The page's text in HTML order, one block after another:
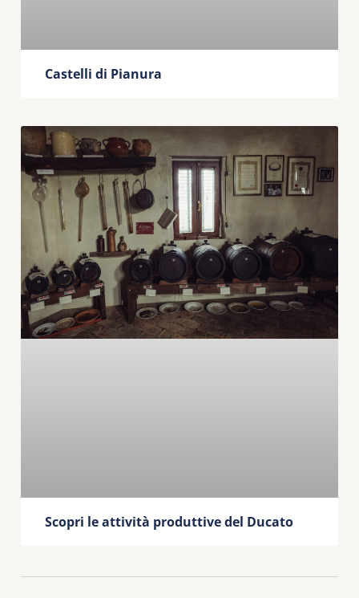
Castelli di Pianura
Scopri le attività produttive del Ducato